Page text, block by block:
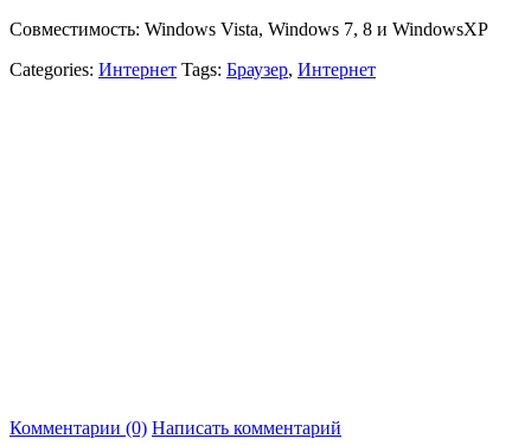
Совместимость: Windows Vista, Windows 7, 8 и WindowsXP
Categories: Интернет Tags: Браузер, Интернет
Комментарии (0) Написать комментарий